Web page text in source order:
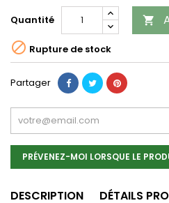
Quantité 
 Rupture de stock
Partager
PRÉVENEZ-MOI LORSQUE LE
DESCRIPTION DÉTAILS